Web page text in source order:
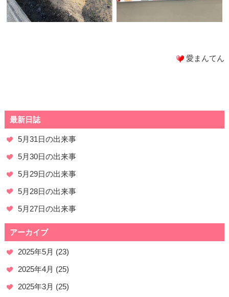
愛まんてん
最新日誌
5月31日の出来事
5月30日の出来事
5月29日の出来事
5月28日の出来事
5月27日の出来事
アーカイブ
2025年5月 (23)
2025年4月 (25)
2025年3月 (25)